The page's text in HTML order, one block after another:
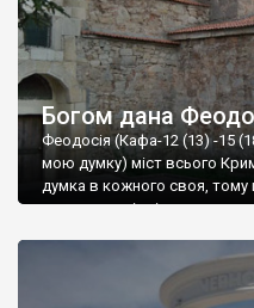
Богом дана
Феодосія (Кафа-12 (13) -15
мою думку) міст всього
думка в кожного своя, тому
запрошую відвідати це